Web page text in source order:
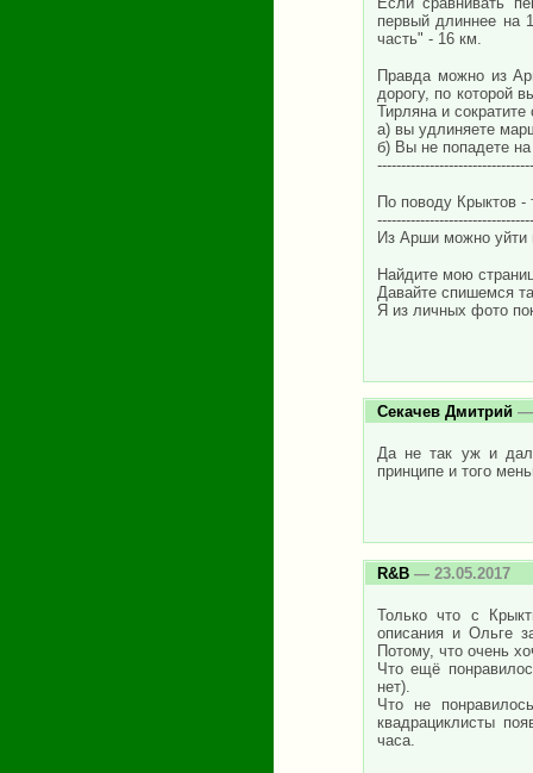
первый длиннее на
часть" - 16 км.
Правда можно из
дорогу, по которой
Тирляна и
а) вы удлиняете
б) Вы не попадете
По поводу Крыктов
Из Арши можно уйти
Найдите мою
Давайте спишемся
Я из личных фото
Секачев Дмитрий —
Да не так уж и
принципе и того
R&B — 23.05.2017
Только что с
описания и Ольге
Потому, что очень
Что ещё
нет).
Что не
квадрациклисты
часа.